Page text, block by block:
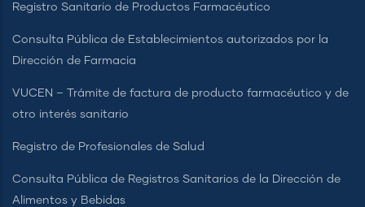
Registro Sanitario de Productos Farmacéutico
Consulta Pública de Establecimientos autorizados por la
Dirección de Farmacia
VUCEN – Trámite de factura de producto farmacéutico y de
otro interés sanitario
Registro de Profesionales de Salud
Consulta Pública de Registros Sanitarios de la Dirección de
Alimentos y Bebidas